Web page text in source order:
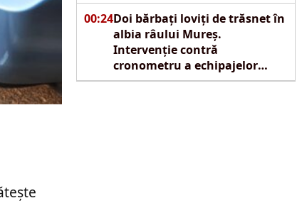
00:24Doi bărbați loviți de trăsnet în
albia râului Mureș.
Intervenție contră
cronometru a echipajelor
SMURD la Reghin